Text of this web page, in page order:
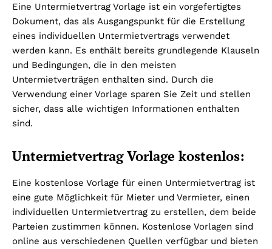
Eine Untermietvertrag Vorlage ist ein vorgefertigtes
Dokument, das als Ausgangspunkt für die Erstellung
eines individuellen Untermietvertrags verwendet
werden kann. Es enthält bereits grundlegende Klauseln
und Bedingungen, die in den meisten
Untermietverträgen enthalten sind. Durch die
Verwendung einer Vorlage sparen Sie Zeit und stellen
sicher, dass alle wichtigen Informationen enthalten
sind.
Untermietvertrag Vorlage kostenlos:
Eine kostenlose Vorlage für einen Untermietvertrag ist
eine gute Möglichkeit für Mieter und Vermieter, einen
individuellen Untermietvertrag zu erstellen, dem beide
Parteien zustimmen können. Kostenlose Vorlagen sind
online aus verschiedenen Quellen verfügbar und bieten